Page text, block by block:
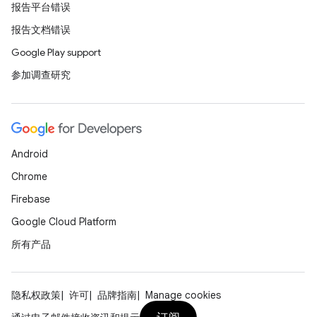
报告平台错误
报告文档错误
Google Play support
参加调查研究
Android
Chrome
Firebase
Google Cloud Platform
所有产品
隐私权政策 许可 品牌指南
Manage cookies